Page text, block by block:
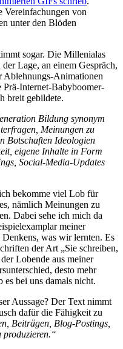
Vereinfachungen von
unter den Blöden
sogar. Die Millenialas
Lage, an einem Gespräch,
Ablehnungs-Animationen
Internet-Babyboomer-
breit gebildete.
Bildung synonym
Meinungen zu
Botschaften Ideologien
eigene Inhalte in Form
Social-Media-Updates
bekomme viel Lob für
nämlich Meinungen zu
Dabei sehe ich mich da
meiner
was wir lernten. Es
der Art „Sie schreiben,
Lobende aus meiner
desto mehr
bei uns damals nicht.
Aussage? Der Text nimmt
dafür die Fähigkeit zu
Beiträgen, Blog-Postings,